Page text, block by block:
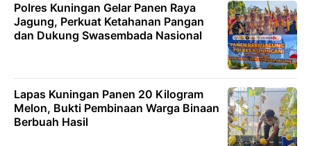
Polres Kuningan Gelar Panen Raya
Jagung, Perkuat Ketahanan Pangan
dan Dukung Swasembada Nasional
Lapas Kuningan Panen 20 Kilogram
Melon, Bukti Pembinaan Warga Binaan
Berbuah Hasil